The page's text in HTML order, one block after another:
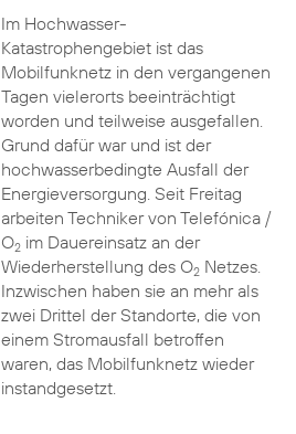
Im Hochwasser-
Katastrophengebiet ist das
Mobilfunknetz in den vergangenen
Tagen vielerorts beeinträchtigt
worden und teilweise ausgefallen.
Grund dafür war und ist der
hochwasserbedingte Ausfall der
Energieversorgung. Seit Freitag
arbeiten Techniker von Telefónica /
O2im Dauereinsatz an der
Wiederherstellung des O2Netzes.
Inzwischen haben sie an mehr als
zwei Drittel der Standorte, die von
einem Stromausfall betroffen
waren, das Mobilfunknetz wieder
instandgesetzt.